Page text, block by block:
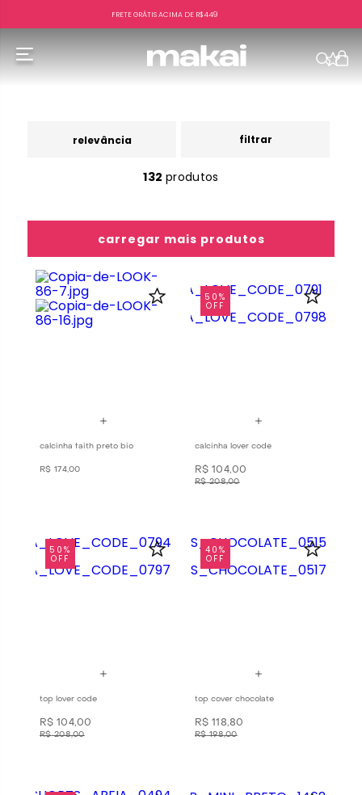
FRETE GRÁTIS ACIMA DE R$449
f
relevância filtrar
132 produtos
calcinha faith preto bio
R$ 174,00
50%
OFF
calcinha lover code
R$ 104,00
R$ 208,00
50%
OFF
top lover code
R$ 104,00
R$ 208,00
40%
OFF
top cover chocolate
R$ 118,80
R$ 198,00